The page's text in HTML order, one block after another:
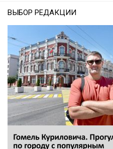
ВЫБОР РЕДАКЦИИ